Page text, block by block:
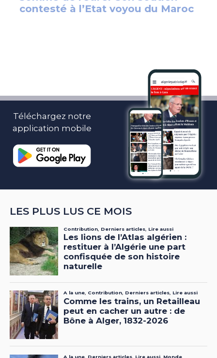
Téléchargez notre
application mobile
LES PLUS LUS CE MOIS